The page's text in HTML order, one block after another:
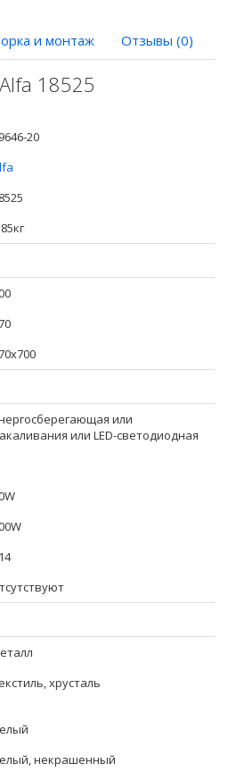
и монтаж Отзывы (0)
18525
20
или
или LED-светодиодная
хрусталь
некрашенный